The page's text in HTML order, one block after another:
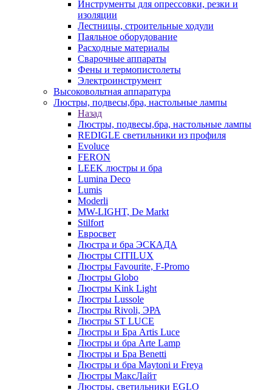
Инструменты для опрессовки, резки и
изоляции
Лестницы, строительные ходули
Паяльное оборудование
Расходные материалы
Сварочные аппараты
Фены и термопистолеты
Электроинструмент
Высоковольтная аппаратура
Люстры, подвесы,бра, настольные лампы
Назад
Люстры, подвесы,бра, настольные лампы
REDIGLE светильники из профиля
Evoluce
FERON
LEEK люстры и бра
Lumina Deco
Lumis
Moderli
MW-LIGHT, De Markt
Stilfort
Евросвет
Люстра и бра ЭСКАДА
Люстры CITILUX
Люстры Favourite, F-Promo
Люстры Globo
Люстры Kink Light
Люстры Lussole
Люстры Rivoli, ЭРА
Люстры ST LUCE
Люстры и Бра Artis Luce
Люстры и бра Arte Lamp
Люстры и Бра Benetti
Люстры и бра Maytoni и Freya
Люстры МаксЛайт
Люстры, светильники EGLO